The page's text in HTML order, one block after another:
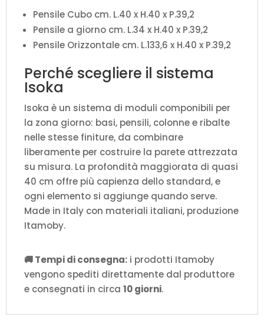
Pensile Cubo cm. L.40 x H.40 x P.39,2
Pensile a giorno cm. L.34 x H.40 x P.39,2
Pensile Orizzontale cm. L.133,6 x H.40 x P.39,2
Perché scegliere il sistema
Isoka
Isoka è un sistema di moduli componibili per
la zona giorno: basi, pensili, colonne e ribalte
nelle stesse finiture, da combinare
liberamente per costruire la parete attrezzata
su misura. La profondità maggiorata di quasi
40 cm offre più capienza dello standard, e
ogni elemento si aggiunge quando serve.
Made in Italy con materiali italiani, produzione
Itamoby.
🚚 Tempi di consegna: i prodotti Itamoby
vengono spediti direttamente dal produttore
e consegnati in circa 10 giorni.